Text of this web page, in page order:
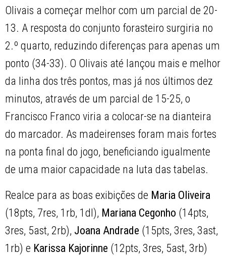
Olivais a começar melhor com um parcial de 20-
13. A resposta do conjunto forasteiro surgiria no
2.º quarto, reduzindo diferenças para apenas um
ponto (34-33). O Olivais até lançou mais e melhor
da linha dos três pontos, mas já nos últimos dez
minutos, através de um parcial de 15-25, o
Francisco Franco viria a colocar-se na dianteira
do marcador. As madeirenses foram mais fortes
na ponta final do jogo, beneficiando igualmente
de uma maior capacidade na luta das tabelas.
Realce para as boas exibições de Maria Oliveira
(18pts, 7res, 1rb, 1dl), Mariana Cegonho (14pts,
3res, 5ast, 2rb), Joana Andrade (15pts, 3res, 3ast,
1rb) e Karissa Kajorinne (12pts, 3res, 5ast, 3rb)